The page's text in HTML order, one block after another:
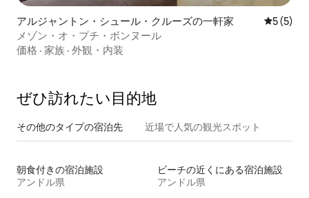
アルジャントン・シュール・クルーズの一軒家 レビュー
5 (5)
メゾン・オ・プチ・ボンヌール
価格 · 家族 · 外観・内装
ぜひ訪⁠れ⁠た⁠い目⁠的⁠地
その他のタ⁠イ⁠プ⁠の宿⁠泊⁠先 近場で人気の観光スポット
朝食付きの宿泊施設
アンドル県
ビーチの近くにある宿泊施設
アンドル県